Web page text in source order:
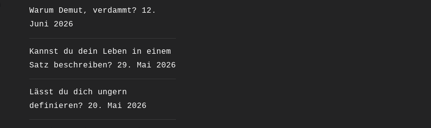
Warum Demut, verdammt?
12.
Juni 2026
Kannst du dein Leben in einem
Satz beschreiben?
29. Mai 2026
Lässt du dich ungern
definieren?
20. Mai 2026